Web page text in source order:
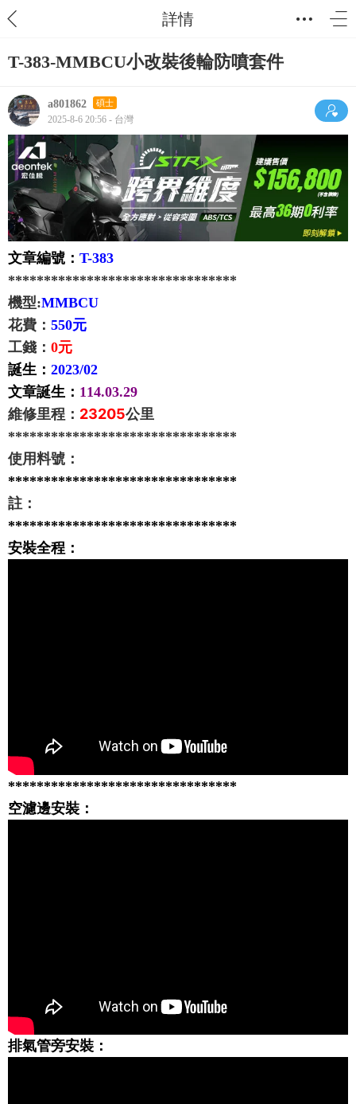
詳情
T-383-MMBCU小改裝後輪防噴套件
a801862 碩士
2025-8-6 20:56 - 台灣
文章編號： T-383
********************************
機型:MMBCU
花費： 550元
工錢： 0元
誕生： 2023/02
文章誕生： 114.03.29
維修里程： 23205公里
********************************
使用料號：
********************************
註：
********************************
安裝全程：
********************************
空濾邊安裝：
排氣管旁安裝：